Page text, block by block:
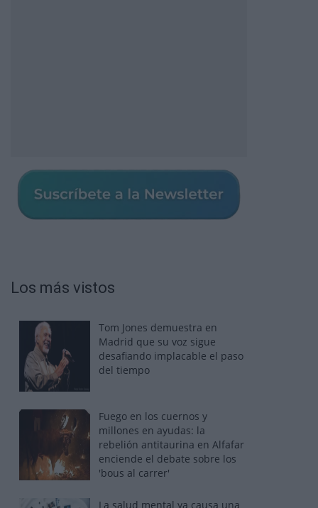
Los más vistos
Tom Jones demuestra en
Madrid que su voz sigue
desafiando implacable el paso
del tiempo
Fuego en los cuernos y
millones en ayudas: la
rebelión antitaurina en Alfafar
enciende el debate sobre los
'bous al carrer'
La salud mental ya causa una